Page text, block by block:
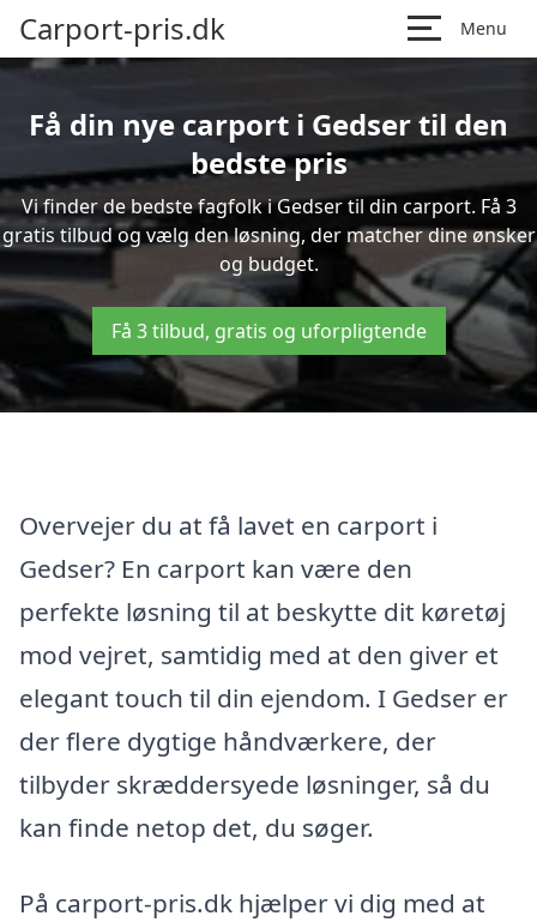
Carport-pris.dk Menu
Få din nye carport i Gedser til den
bedste pris
Vi finder de bedste fagfolk i Gedser til din carport. Få 3
gratis tilbud og vælg den løsning, der matcher dine ønsker
og budget.
Få 3 tilbud, gratis og uforpligtende
Overvejer du at få lavet en carport i
Gedser? En carport kan være den
perfekte løsning til at beskytte dit køretøj
mod vejret, samtidig med at den giver et
elegant touch til din ejendom. I Gedser er
der flere dygtige håndværkere, der
tilbyder skræddersyede løsninger, så du
kan finde netop det, du søger.
På carport-pris.dk hjælper vi dig med at